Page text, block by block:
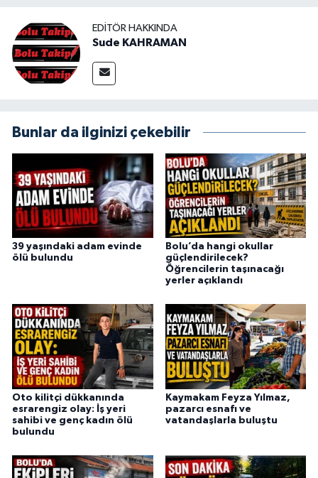
EDITÖR HAKKINDA
Sude KAHRAMAN
Bunlar da ilginizi çekebilir
39 yaşındaki adam evinde
ölü bulundu
Bolu’da hangi okullar
güçlendirilecek?
Öğrencilerin taşınacağı
yerler açıklandı
Oto kilitçi dükkanında
esrarengiz olay: İş yeri
sahibi ve genç kadın ölü
bulundu
Kaymakam Feyza Yılmaz,
pazarcı esnafı ve
vatandaşlarla buluştu